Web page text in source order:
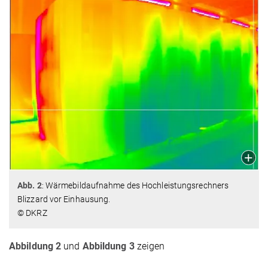
Abb. 2: Wärmebildaufnahme des Hochleistungsrechners
Blizzard vor Einhausung.
© DKRZ
Abbildung 2 und Abbildung 3zeigen